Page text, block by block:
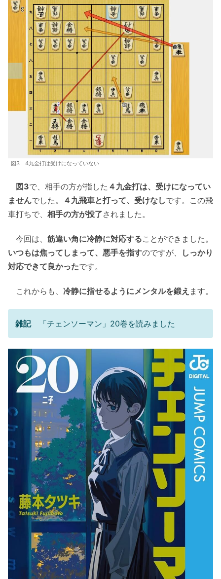
図3 4九金打は受けになっていない
図3で、相手の方が指した ４九金打は、受けになってい
ませんでした。 ４九飛車と打って、受けなしです。この飛
車打ちで、 相手の方が投了されました。
今回は、 筋違い角に冷静に対応することができました。
いつもは焦ってしまって、悪手を指すのですが、
しっかり
対応できて良かったです。
これからも、 冷静に指せるようにメンタルを鍛え ます。
雑記「チェンソーマン」20巻を読みました